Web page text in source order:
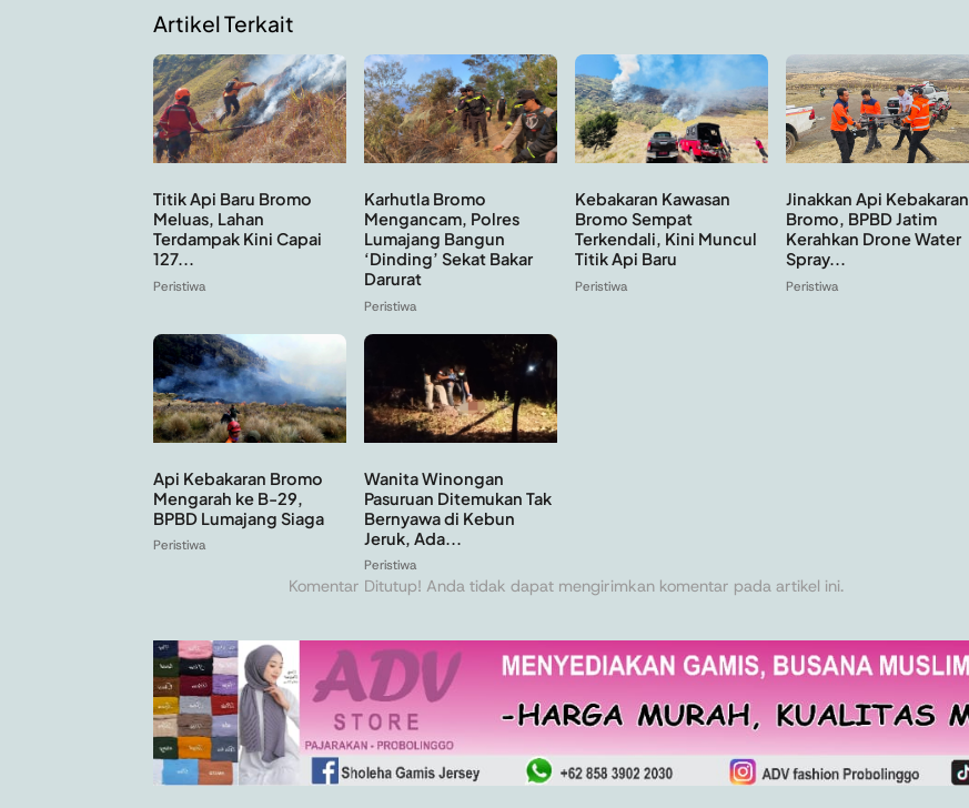
Artikel Terkait
Titik Api Baru Bromo
Meluas, Lahan
Terdampak Kini Capai
127...
Peristiwa
Karhutla Bromo
Mengancam, Polres
Lumajang Bangun
‘Dinding’ Sekat Bakar
Darurat
Peristiwa
Kebakaran Kawasan
Bromo Sempat
Terkendali, Kini Muncul
Titik Api Baru
Peristiwa
Jinakkan Api Kebakaran
Bromo, BPBD Jatim
Kerahkan Drone Water
Spray...
Peristiwa
Api Kebakaran Bromo
Mengarah ke B-29,
BPBD Lumajang Siaga
Peristiwa
Wanita Winongan
Pasuruan Ditemukan Tak
Bernyawa di Kebun
Jeruk, Ada...
Peristiwa
Komentar Ditutup! Anda tidak dapat mengirimkan komentar pada artikel ini.